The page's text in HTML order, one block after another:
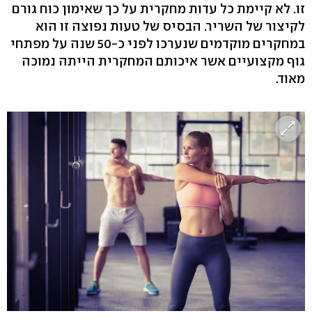
זו. לא קיימת כל עדות מחקרית על כך שאימון כוח גורם
לקיצור של השריר. הבסיס של טעות נפוצה זו הוא
במחקרים מוקדמים שנערכו לפני כ-50 שנה על מפתחי
גוף מקצועיים אשר איכותם המחקרית הייתה נמוכה
מאוד.